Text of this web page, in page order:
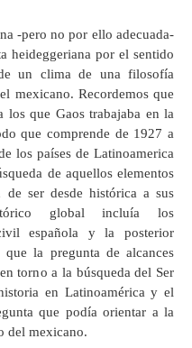
-pero no por ello adecuada-
heideggeriana por el sentido
un clima de una filosofía
mexicano. Recordemos que
los que Gaos trabajaba en la
que comprende de 1927 a
los países de Latinoamerica
de aquellos elementos
ser desde histórica a sus
global incluía los
española y la posterior
la pregunta de alcances
torno a la búsqueda del Ser
en Latinoamérica y el
que podía orientar a la
del mexicano.